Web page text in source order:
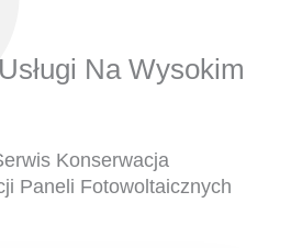
Na Wysokim
Konserwacja
Paneli Fotowoltaicznych